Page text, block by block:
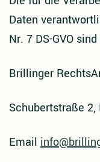
Daten
Nr. 7 DS-GVO
Brillinger
Schubertstraße 2,
Email